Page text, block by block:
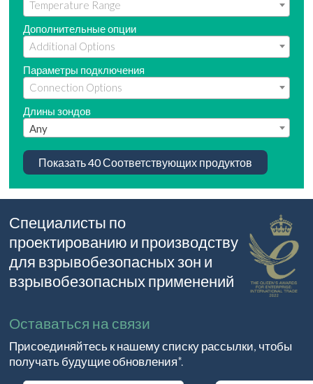
Дополнительные опции
Параметры подключения
Длины зондов
Any
Показать40Соответствующих продуктов
Специалисты по
проектированию и производству
для взрывобезопасных зон и
взрывобезопасных применений
Оставаться на связи
Присоединяйтесь к нашему списку рассылки, чтобы
получать будущие обновления*.